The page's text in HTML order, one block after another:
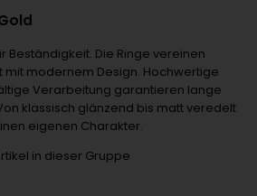
Beständigkeit. Die Ringe vereinen
mit modernem Design. Hochwertige
Verarbeitung garantieren lange
klassisch glänzend bis matt veredelt
eigenen Charakter.
in dieser Gruppe